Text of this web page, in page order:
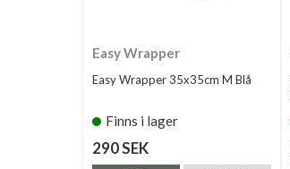
Easy Wrapper
Easy Wrapper 35x35cm M Blå
Finns i lager
290 SEK